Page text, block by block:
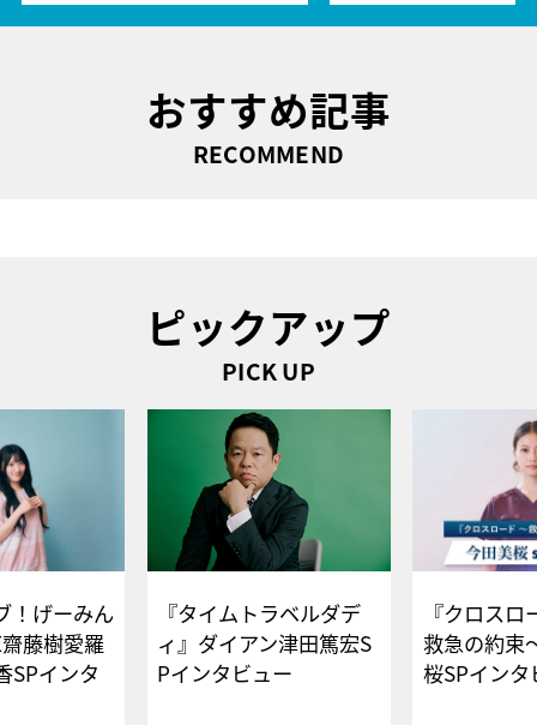
おすすめ記事
RECOMMEND
ピックアップ
PICK UP
！げーみん
藤樹愛羅
SPインタ
『タイムトラベルダデ
ィ』ダイアン津田篤宏S
Pインタビュー
『クロス
救急の約束
桜SPイ